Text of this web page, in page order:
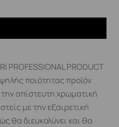
PROFESSIONAL PRODUCT
ποιότητας προϊόν
απίστευτη χρωματική
με την εξαιρετική
θα διευκολύνει και θα